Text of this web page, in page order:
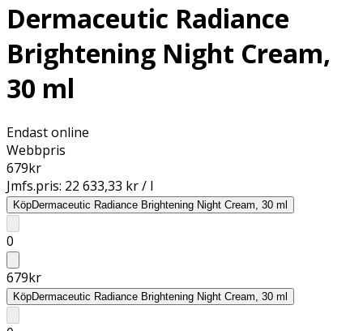
Dermaceutic Radiance
Brightening Night Cream,
30 ml
Endast online
Webbpris
679kr
Jmfs.pris: 22 633,33 kr / l
KöpDermaceutic Radiance Brightening Night Cream, 30 ml
0
679kr
KöpDermaceutic Radiance Brightening Night Cream, 30 ml